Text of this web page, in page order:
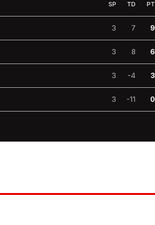
SP TD PT
3 7 9
3 8 6
3 -4 3
3 -11 0